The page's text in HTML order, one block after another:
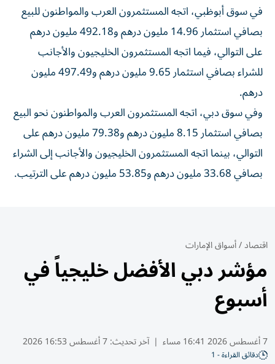
في سوق أبوظبي، اتجه المستثمرون العرب والمواطنون للبيع
بصافي استثمار 14.96 مليون درهم و492.18 مليون درهم
على التوالي، فيما اتجه المستثمرون الخليجيون والأجانب
للشراء بصافي استثمار 9.65 مليون درهم و497.49 مليون
درهم.
وفي سوق دبي، اتجه المستثمرون العرب والمواطنون نحو البيع
بصافي استثمار 8.15 مليون درهم و79.38 مليون درهم على
التوالي، بينما اتجه المستثمرون الخليجيون والأجانب إلى الشراء
بصافي 33.68 مليون درهم و53.85 مليون درهم على الترتيب.
اقتصاد/أسواق الإمارات
مؤشر دبي الأفضل خليجياً في
أسبوع
7 أغسطس 2026 16:41 مساء | آخر تحديث:7 أغسطس 16:53 2026
دقائق القراءة - 1